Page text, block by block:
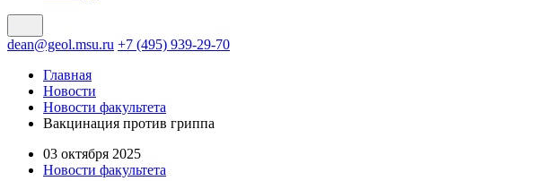
dean@geol.msu.ru +7 (495) 939-29-70
Главная
Новости
Новости факультета
Вакцинация против гриппа
03 октября 2025
Новости факультета